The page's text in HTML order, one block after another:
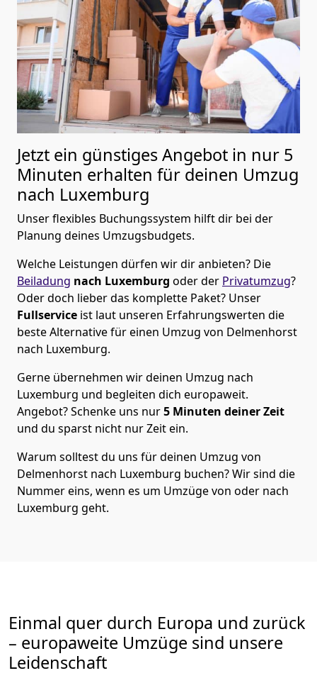
Jetzt ein günstiges Angebot in nur 5
Minuten erhalten für deinen Umzug
nach Luxemburg
Unser flexibles Buchungssystem hilft dir bei der
Planung deines Umzugsbudgets.
Welche Leistungen dürfen wir dir anbieten? Die
Beiladung nach Luxemburg oder der Privatumzug?
Oder doch lieber das komplette Paket? Unser
Fullservice ist laut unseren Erfahrungswerten die
beste Alternative für einen Umzug von Delmenhorst
nach Luxemburg.
Gerne übernehmen wir deinen Umzug nach
Luxemburg und begleiten dich europaweit.
Angebot? Schenke uns nur5 Minuten deiner Zeit
und du sparst nicht nur Zeit ein.
Warum solltest du uns für deinen Umzug von
Delmenhorst nach Luxemburg buchen? Wir sind die
Nummer eins, wenn es um Umzüge von oder nach
Luxemburg geht.
Einmal quer durch Europa und zurück
– europaweite Umzüge sind unsere
Leidenschaft